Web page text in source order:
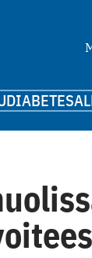
DIABETES